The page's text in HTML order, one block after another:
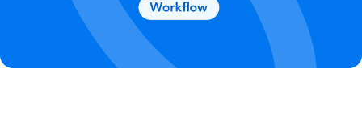
ルの作成方法
」をご参照ください。
AIワーカー内で20件を超える大容量データの取得やルー
プ処理を行うと、タスクを著しく消費する可能性があるた
めご注意ください。